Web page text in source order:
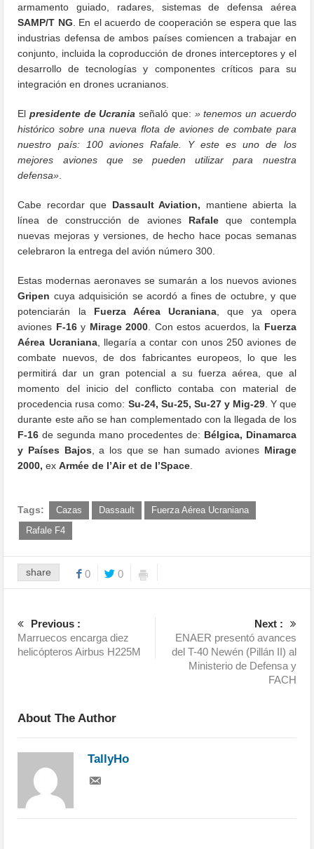
armamento guiado, radares, sistemas de defensa aérea
SAMP/T NG . En el acuerdo de cooperación se espera que las
industrias defensa de ambos países comiencen a trabajar en
conjunto, incluida la coproducción de drones interceptores y el
desarrollo de tecnologías y componentes críticos para su
integración en drones ucranianos.
Elpresidente de Ucrania señaló que: » tenemos un acuerdo
histórico sobre una nueva flota de aviones de combate para
nuestro país: 100 aviones Rafale. Y este es uno de los
mejores aviones que se pueden utilizar para nuestra
defensa»
Cabe recordar que Dassault Aviation, mantiene abierta la
línea de construcción de aviones Rafaleque contempla
nuevas mejoras y versiones, de hecho hace pocas semanas
celebraron la entrega del avión número 300.
Estas modernas aeronaves se sumarán a los nuevos aviones
Gripen cuya adquisición se acordó a fines de octubre, y que
potenciarán la Fuerza Aérea Ucraniana , que ya opera
aviones F-16y Mirage 2000 . Con estos acuerdos, la Fuerza
Aérea Ucraniana, llegaría a contar con unos 250 aviones de
combate nuevos, de dos fabricantes europeos, lo que les
permitirá dar un gran potencial a su fuerza aérea, que al
momento del inicio del conflicto contaba con material de
procedencia rusa como: Su-24, Su-25, Su-27 y Mig-29. Y que
durante este año se han complementado con la llegada de los
F-16 de segunda mano procedentes de: Bélgica, Dinamarca
y Países Bajos , a los que se han sumado aviones Mirage
2000, exArmée de l’Air et de l’Space
Tags: Cazas Dassault
Fuerza Aérea Ucraniana
Rafale F4
share 0 0
Previous :
Marruecos encarga diez
helicópteros Airbus H225M
Next :
ENAER presentó avances
del T-40 Newén (Pillán II) al
Ministerio de Defensa y
FACH
About The Author
TallyHo